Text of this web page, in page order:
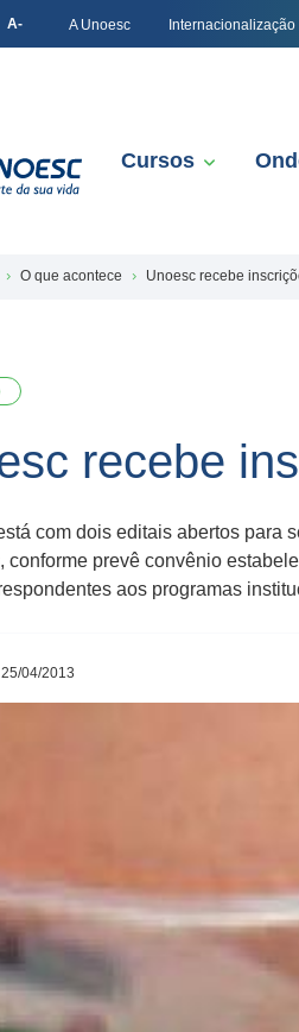
A- A Unoesc Internacionalização
Cursos
O que acontece Unoesc recebe
recebe
com dois editais abertos para
conforme prevê convênio
aos programas
04/2013